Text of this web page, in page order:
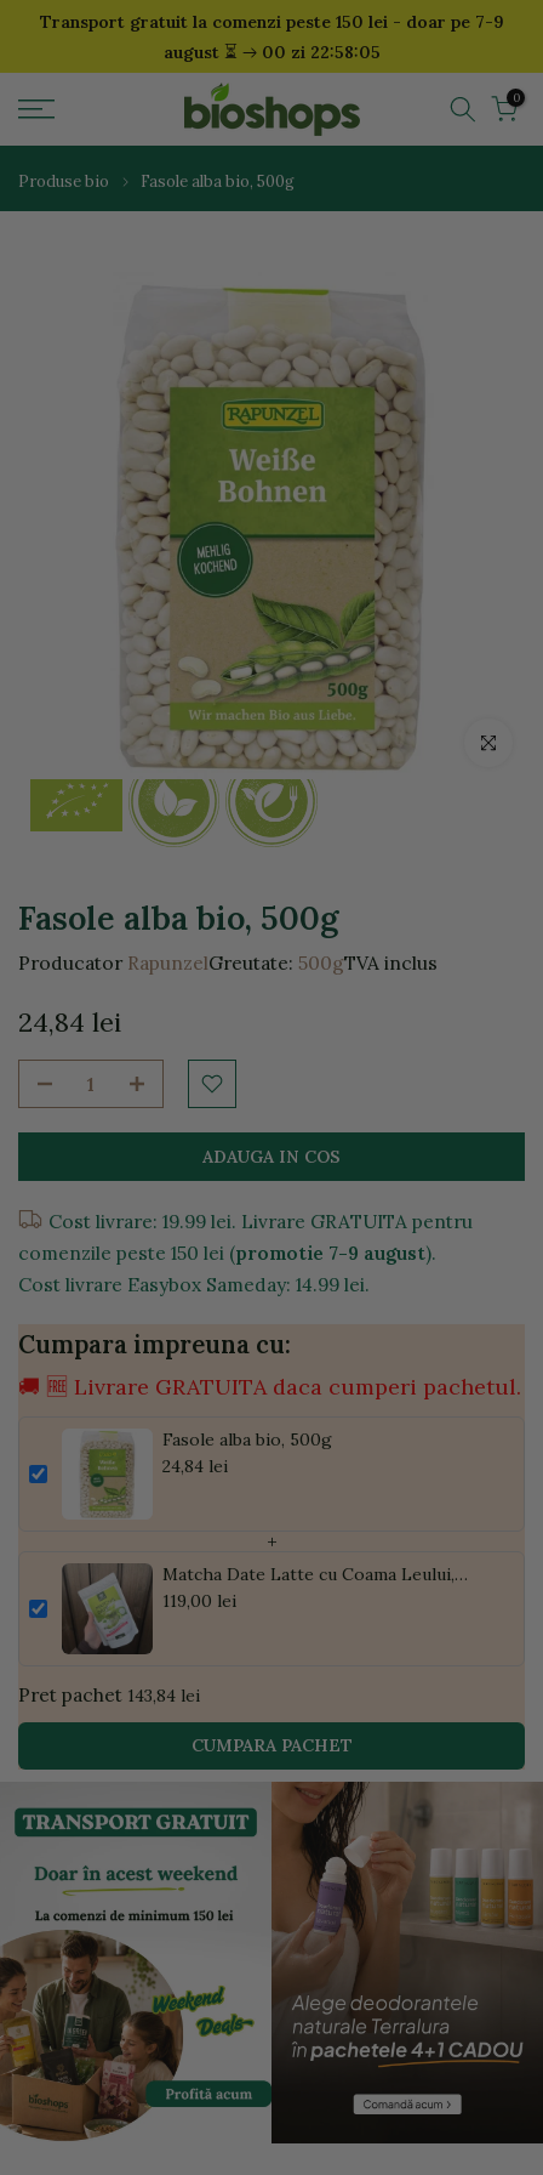
SariTransport gratuit la comenzi peste 150 lei - doar pe 7-9
august ⏳ 00 zi 22:58:04
0
Produse bio Fasole alba bio, 500g
Click
Fasole alba bio, 500g
Producator RapunzelGreutate: 500gTVA inclus
24,84 lei
ADAUGA IN COS
Cost livrare: 19.99 lei. Livrare GRATUITA pentru
comenzile peste 150 lei (promotie 7-9 august).
Cost livrare Easybox Sameday: 14.99 lei.
Cumpara impreuna cu:
🚚 🆓 Livrare GRATUITA daca cumperi pachetul.
Fasole alba bio, 500g
24,84 lei
+
Matcha Date Latte cu Coama Leului,
Pudră de Curmale și Ghimbir, ECO, 300g
119,00 lei
Pret pachet 143,84 lei
CUMPARA PACHET